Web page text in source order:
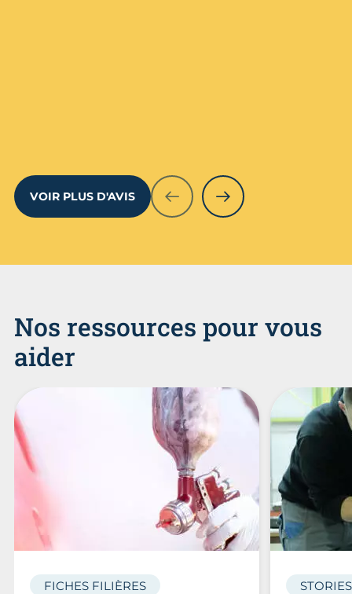
VOIR PLUS D'AVIS PRÉCÉDENTSUIVANT
Nos ressources pour vous
aider
FICHES FILIÈRES